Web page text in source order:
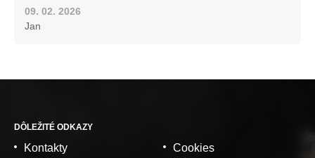
09. 02. 2026
Jan
DÔLEŽITÉ ODKAZY
Kontakty
Cookies